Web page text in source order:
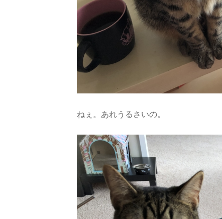
ねぇ。あれうるさいの。